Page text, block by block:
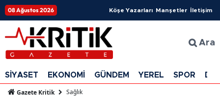
08 Ağustos 2026 Köşe Yazarları Manşetler İletişim
Ara
SİYASET EKONOMİ GÜNDEM YEREL SPOR
Gazete Kritik Sağlık